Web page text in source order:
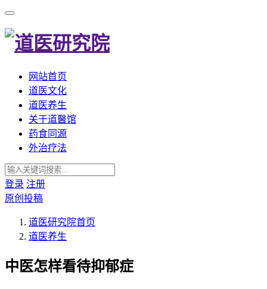
网站首页
道医文化
道医养生
关于道醫馆
药食同源
外治疗法
登录 注册
原创投稿
道医研究院首页
道医养生
中医怎样看待抑郁症